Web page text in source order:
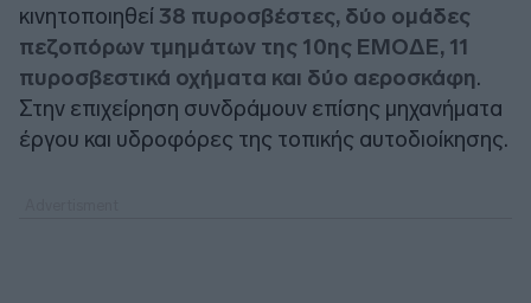
κινητοποιηθεί 38 πυροσβέστες, δύο ομάδες
πεζοπόρων τμημάτων της 10ης ΕΜΟΔΕ, 11
πυροσβεστικά οχήματα και δύο αεροσκάφη.
Στην επιχείρηση συνδράμουν επίσης μηχανήματα
έργου και υδροφόρες της τοπικής αυτοδιοίκησης.